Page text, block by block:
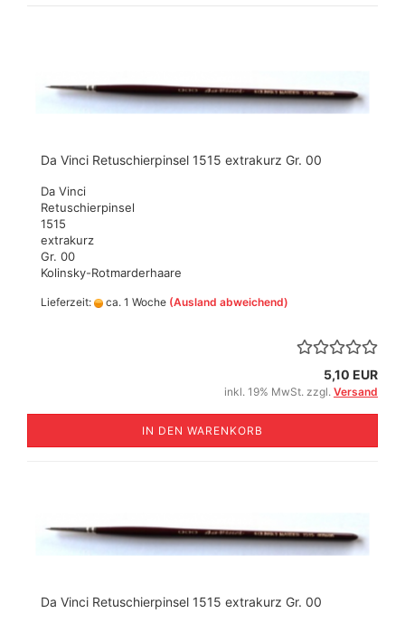
Da Vinci Retuschierpinsel 1515 extrakurz Gr. 00
Da Vinci
Retuschierpinsel
1515
extrakurz
Gr. 00
Kolinsky-Rotmarderhaare
Lieferzeit: ca. 1 Woche (Ausland abweichend)
5,10 EUR
inkl. 19% MwSt. zzgl. Versand
IN DEN WARENKORB
Da Vinci Retuschierpinsel 1515 extrakurz Gr. 00